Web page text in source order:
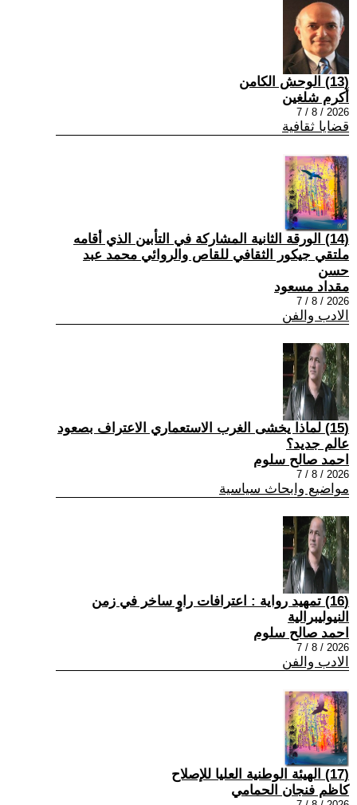
(13) الوحش الكامن
أكرم شلغين
2026 / 8 / 7
قضايا ثقافية
(14) الورقة الثانية المشاركة في التأبين الذي أقامه
ملتقي جيكور الثقافي للقاص والروائي محمد عبد
حسن
مقداد مسعود
2026 / 8 / 7
الادب والفن
(15) لماذا يخشى الغرب الاستعماري الاعتراف بصعود
عالم جديد؟
احمد صالح سلوم
2026 / 8 / 7
مواضيع وابحاث سياسية
(16) تمهيد رواية : اعترافات راوٍ ساخر في زمن
النيوليبرالية
احمد صالح سلوم
2026 / 8 / 7
الادب والفن
(17) الهيئة الوطنية العليا للإصلاح
كاظم فنجان الحمامي